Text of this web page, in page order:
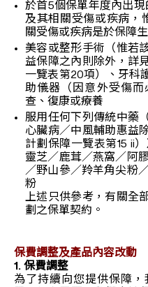
於首5個保單年度內出現
及其相關受傷或疾病，
關受傷或疾病是於保障
美容或整形手術（惟若
益保障之內則除外，詳
一覽表第20項）、牙科
助儀器（因意外受傷
查、復康或療養
服用任何下列傳統中藥
心臟病／中風輔助惠益
計劃保障一覽表第15 ii
靈芝／鹿茸／燕窩／阿
／野山參／羚羊角尖粉
粉
上述只供參考，有關全
劃之保單契約。
保費調整及產品內容改動
1. 保費調整
為了持續向您提供保障